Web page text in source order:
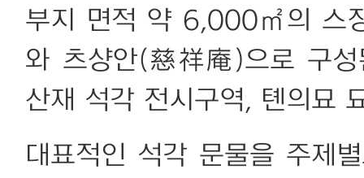
부지 면적 약 6,000㎡의 스
와 츠샹안(慈祥庵)으로 구
산재 석각 전시구역, 톈의묘
대표적인 석각 문물을 주제